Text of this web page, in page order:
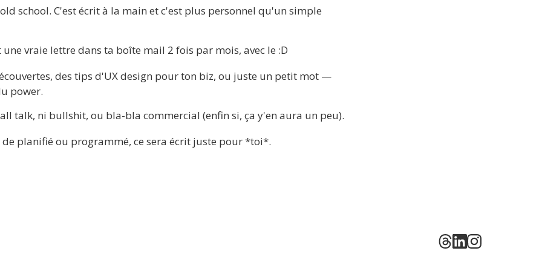
school. C'est écrit à la main et c'est plus personnel qu'un simple
une vraie lettre dans ta boîte mail 2 fois par mois, avec le :D
des tips d'UX design pour ton biz, ou juste un petit mot —
power.
talk, ni bullshit, ou bla-bla commercial (enfin si, ça y'en aura un peu).
de planifié ou programmé, ce sera écrit juste pour *toi*.